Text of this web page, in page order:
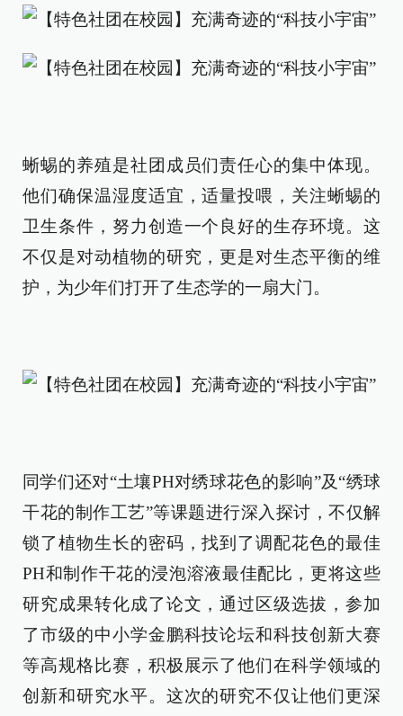
蜥蜴的养殖是社团成员们责任心的集中体现。
他们确保温湿度适宜，适量投喂，关注蜥蜴的
卫生条件，努力创造一个良好的生存环境。这
不仅是对动植物的研究，更是对生态平衡的维
护，为少年们打开了生态学的一扇大门。
同学们还对“土壤PH对绣球花色的影响”及“绣球
干花的制作工艺”等课题进行深入探讨，不仅解
锁了植物生长的密码，找到了调配花色的最佳
PH和制作干花的浸泡溶液最佳配比，更将这些
研究成果转化成了论文，通过区级选拔，参加
了市级的中小学金鹏科技论坛和科技创新大赛
等高规格比赛，积极展示了他们在科学领域的
创新和研究水平。这次的研究不仅让他们更深